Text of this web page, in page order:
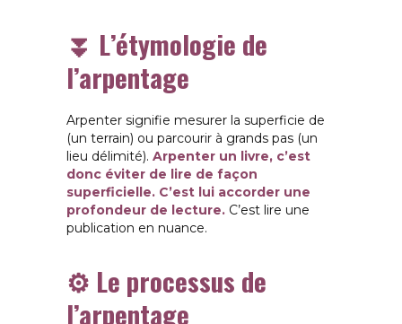
⏬ L’étymologie de
l’arpentage
Arpenter signifie mesurer la superficie de
(un terrain) ou parcourir à grands pas (un
lieu délimité). Arpenter un livre, c’est
donc éviter de lire de façon
superficielle. C’est lui accorder une
profondeur de lecture. C’est lire une
publication en nuance.
⚙️ Le processus de
l’arpentage